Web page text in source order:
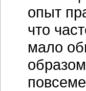
опыт
что
мало